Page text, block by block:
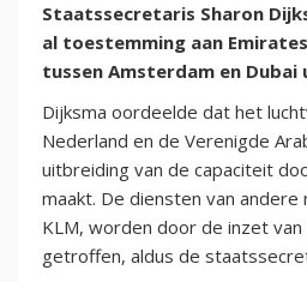
Staatssecretaris Sharon
al toestemming aan
tussen Amsterdam en
Dijksma oordeelde dat het
Nederland en de Verenigde
uitbreiding van de capaciteit
maakt. De diensten van andere
KLM, worden door de inzet
getroffen, aldus de